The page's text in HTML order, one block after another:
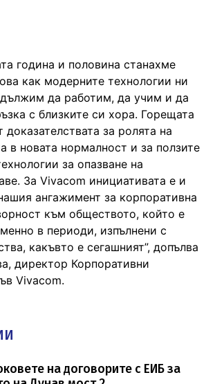
година и половина станахме
как модерните технологии ни
да работим, да учим и да
с близките си хора. Горещата
за ролята на
в новата нормалност и за ползите
за опазване на
За Vivacom инициативата е и
ангажимент за корпоративна
към обществото, който е
в периоди, изпълнени с
какъвто е сегашният”, допълва
директор Корпоративни
Vivacom.
на договорите с ЕИБ за